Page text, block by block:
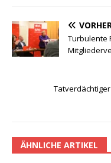
Turbulente
ÄHNLICHE ARTIKEL